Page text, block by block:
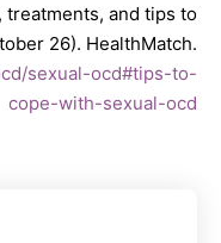
treatments, and tips to
26). HealthMatch.
sexual-ocd#tips-to-
cope-with-sexual-ocd